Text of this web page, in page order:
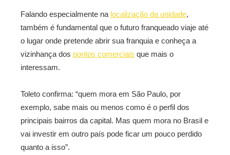
Falando especialmente na localização da unidade,
também é fundamental que o futuro franqueado viaje até
o lugar onde pretende abrir sua franquia e conheça a
vizinhança dos pontos comerciais que mais o
interessam.
Toleto confirma: “quem mora em São Paulo, por
exemplo, sabe mais ou menos como é o perfil dos
principais bairros da capital. Mas quem mora no Brasil e
vai investir em outro país pode ficar um pouco perdido
quanto a isso”.